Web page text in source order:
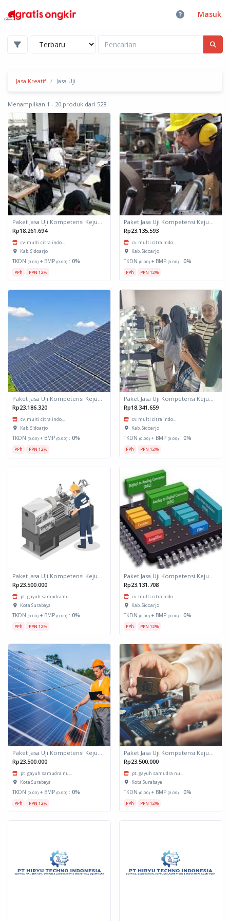
Masuk
Jasa Kreatif Jasa Uji
Menampilkan 1 - 20 produk dari 528
Rp18.261.694
cv. multi citra indo...
Kab. Sidoarjo
TKDN (0.00) + BMP (0.00) : 0%
PPh PPN 12%
Rp23.135.593
cv. multi citra indo...
Kab. Sidoarjo
TKDN (0.00) + BMP (0.00) : 0%
PPh PPN 12%
Paket Jasa Uji Kompetensi Kejuruan PLTS Off Grid
Rp23.186.320
cv. multi citra indo...
Kab. Sidoarjo
TKDN (0.00) + BMP (0.00) : 0%
PPh PPN 12%
Paket Jasa Uji Kompetensi Kejuruan Merias Wajah
Rp18.341.659
cv. multi citra indo...
Kab. Sidoarjo
TKDN (0.00) + BMP (0.00) : 0%
PPh PPN 12%
Rp23.500.000
pt. gayuh samudra nu...
Kota Surabaya
TKDN (0.00) + BMP (0.00) : 0%
PPh PPN 12%
Rp23.131.708
cv. multi citra indo...
Kab. Sidoarjo
TKDN (0.00) + BMP (0.00) : 0%
PPh PPN 12%
Rp23.500.000
pt. gayuh samudra nu...
Kota Surabaya
TKDN (0.00) + BMP (0.00) : 0%
PPh PPN 12%
Rp23.500.000
pt. gayuh samudra nu...
Kota Surabaya
TKDN (0.00) + BMP (0.00) : 0%
PPh PPN 12%